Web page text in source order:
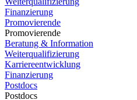
Finanzierung
Promovierende
Promovierende
Beratung & Information
Weiterqualifizierung
Karriereentwicklung
Finanzierung
Postdocs
Postdocs